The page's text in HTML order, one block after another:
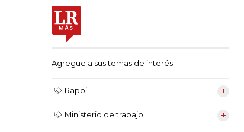
Agregue a sus temas de interés
Rappi
Ministerio de trabajo